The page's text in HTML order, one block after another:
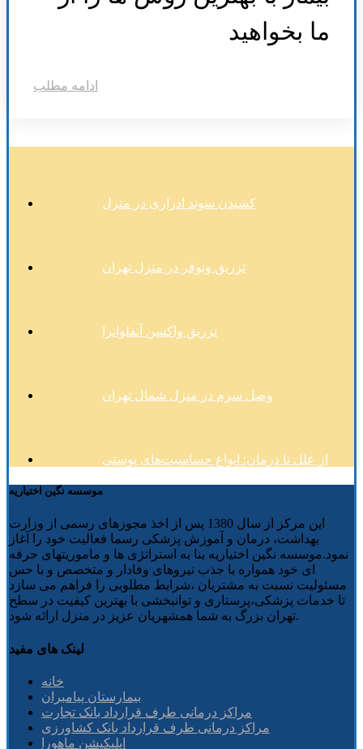
ما بخواهید
ادامه مطلب
کشیدن سوند ادراری در منزل
تزریق ونوفر در منزل تهران
تزریق واکسن آنفلوانزا
وصل سرم در منزل شمال تهران
از علل تا درمان: انواع حساسیت‌های پوستی
موسسه نگین اختیاریه
این مرکز از سال 1380 پس از اخذ مجوزهای رسمی از وزارت
بهداشت، درمان و آموزش پزشکی رسما فعالیت خود را آغاز
نمود.موسسه نگین اختیاریه بنا به استراتژی ها و ماموریتهای حرفه
ای خود همواره با جذب نیروهای وفادار و متخصص و با حس
مسئولیت نسبت به مشتریان ،شرایط مطلوبی را فراهم می سازد
تا خدمات پزشکی،پرستاری و توانبخشی با بهترین کیفیت در سطح
تهران بزرگ به شما همشهریان عزیز در منزل ارائه شود.
لینک های مفید
خانه
بیمارستان پیامبران
مراکز درمانی طرف قرارداد بانک تجارت
مراکز درمانی طرف قرارداد بانک کشاورزی
اپلیکیشن ماهورا